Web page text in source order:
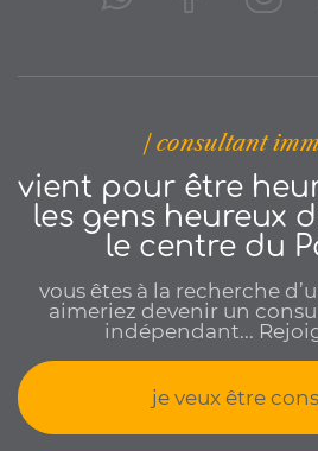
| consultant
vient pour être
les gens heureux
le centre du
vous êtes à la recherche
aimeriez devenir un
indépendant...
je veux être